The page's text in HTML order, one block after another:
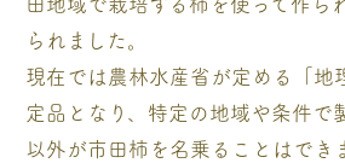
られました。
現在では農林水産省が定める「地
定品となり、特定の地域や条件で
以外が市田柿を名乗ることはでき